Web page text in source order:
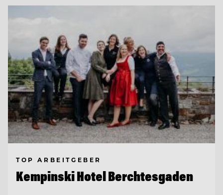
TOP ARBEITGEBER
Kempinski Hotel Berchtesgaden